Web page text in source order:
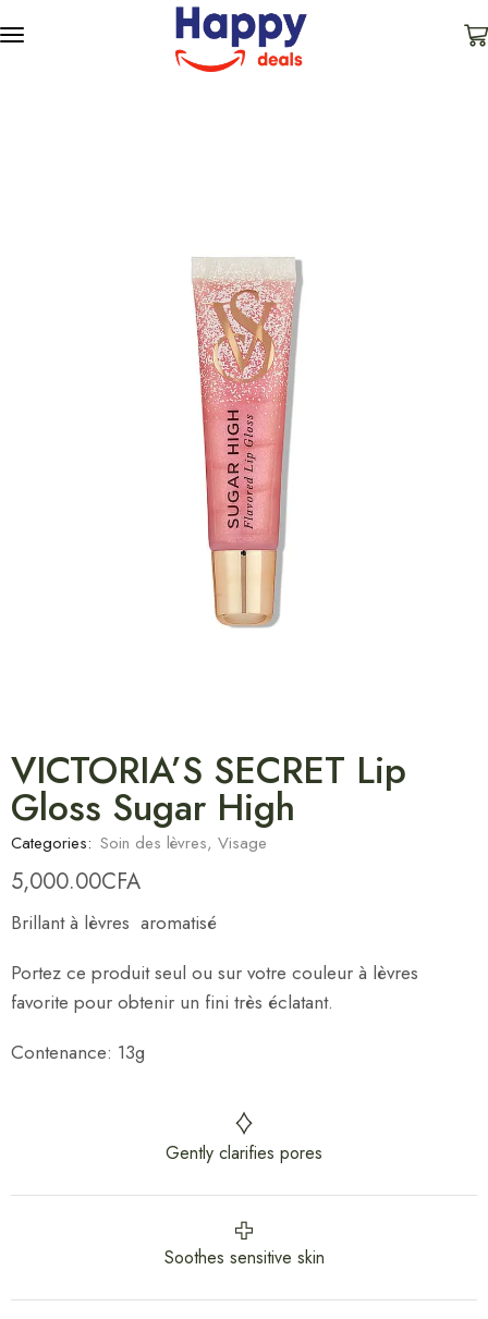
VICTORIA’S SECRET Lip
Gloss Sugar High
Categories: Soin des lèvres, Visage
5,000.00CFA
Brillant à lèvres aromatisé
Portez ce produit seul ou sur votre couleur à lèvres
favorite pour obtenir un fini très éclatant.
Contenance: 13g
Gently clarifies pores
Soothes sensitive skin